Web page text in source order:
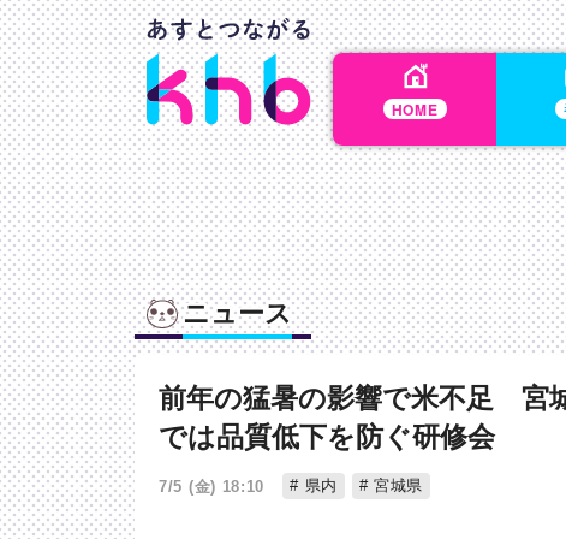
HOME
ニュース
前年の猛暑の影響で米不足 宮
では品質低下を防ぐ研修会
7/5 (金) 18:10 県内 宮城県